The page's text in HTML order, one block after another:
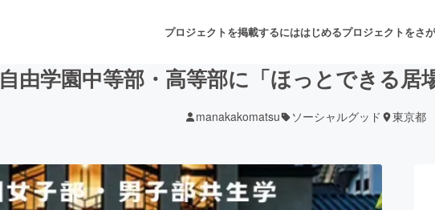
プロジェクトを掲載するにははじめるプロジェクトをさ
音楽 舞台・パフォ
自由学園中等部・高等部に「ほっとできる居
manakakomatsu ソーシャルグッド 東京都